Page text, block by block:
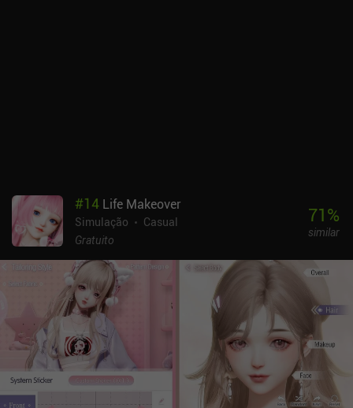
#14 Life Makeover
Simulação
Casual
Gratuito
71%
similar